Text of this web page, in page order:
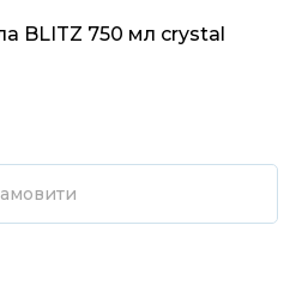
BLITZ 750 мл crystal